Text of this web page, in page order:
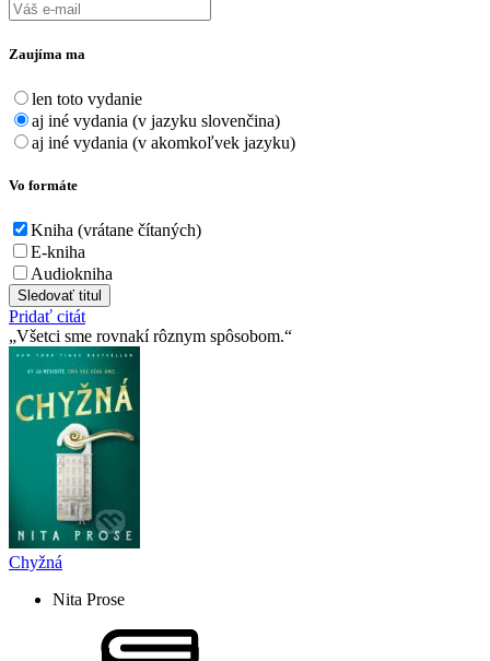
Zaujíma ma
len toto vydanie
aj iné vydania (v jazyku slovenčina)
aj iné vydania (v akomkoľvek jazyku)
Vo formáte
Kniha (vrátane čítaných)
E-kniha
Audiokniha
Sledovať titul
Pridať citát
Všetci sme rovnakí rôznym spôsobom.
Chyžná
Nita Prose